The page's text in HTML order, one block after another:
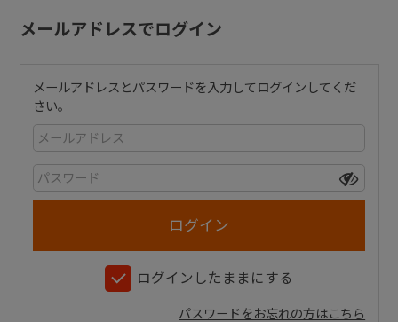
メールアドレスでログイン
メールアドレスとパスワードを入力してログインしてくだ
さい。
ログインしたままにする
パスワードをお忘れの方はこちら